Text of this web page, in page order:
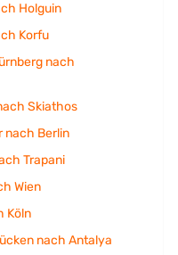
Holguin
Korfu
nach
Skiathos
nach Berlin
Trapani
Wien
Köln
nach Antalya